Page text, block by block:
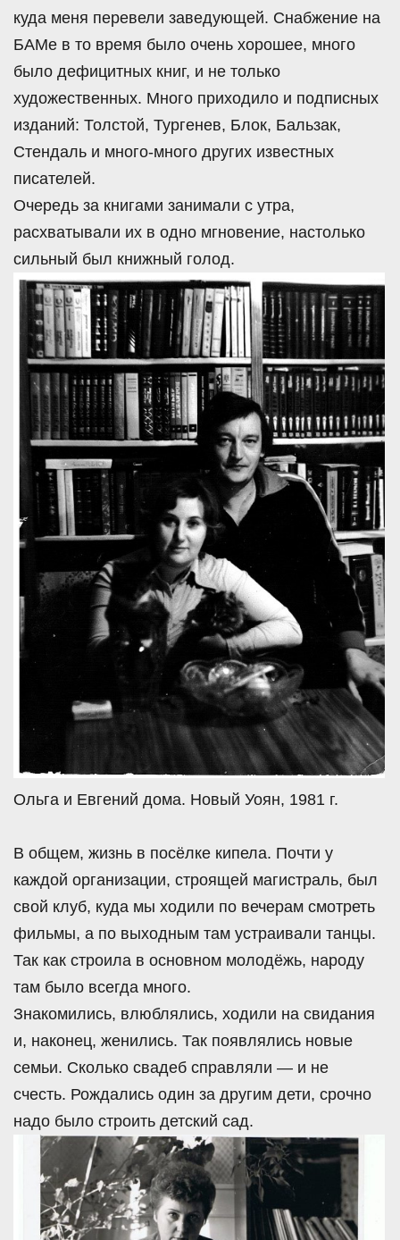
куда меня перевели заведующей. Снабжение на
БАМе в то время было очень хорошее, много
было дефицитных книг, и не только
художественных. Много приходило и подписных
изданий: Толстой, Тургенев, Блок, Бальзак,
Стендаль и много-много других известных
писателей.
Очередь за книгами занимали с утра,
расхватывали их в одно мгновение, настолько
сильный был книжный голод.
Ольга и Евгений дома. Новый Уоян, 1981 г.
В общем, жизнь в посёлке кипела. Почти у
каждой организации, строящей магистраль, был
свой клуб, куда мы ходили по вечерам смотреть
фильмы, а по выходным там устраивали танцы.
Так как строила в основном молодёжь, народу
там было всегда много.
Знакомились, влюблялись, ходили на свидания
и, наконец, женились. Так появлялись новые
семьи. Сколько свадеб справляли — и не
счесть. Рождались один за другим дети, срочно
надо было строить детский сад.